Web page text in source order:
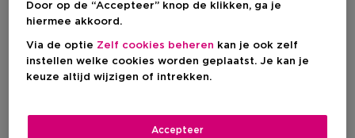
Door op de “Accepteer” knop de klikken, ga je
hiermee akkoord.
Via de optie Zelf cookies beheren kan je ook zelf
instellen welke cookies worden geplaatst. Je kan je
keuze altijd wijzigen of intrekken.
Accepteer